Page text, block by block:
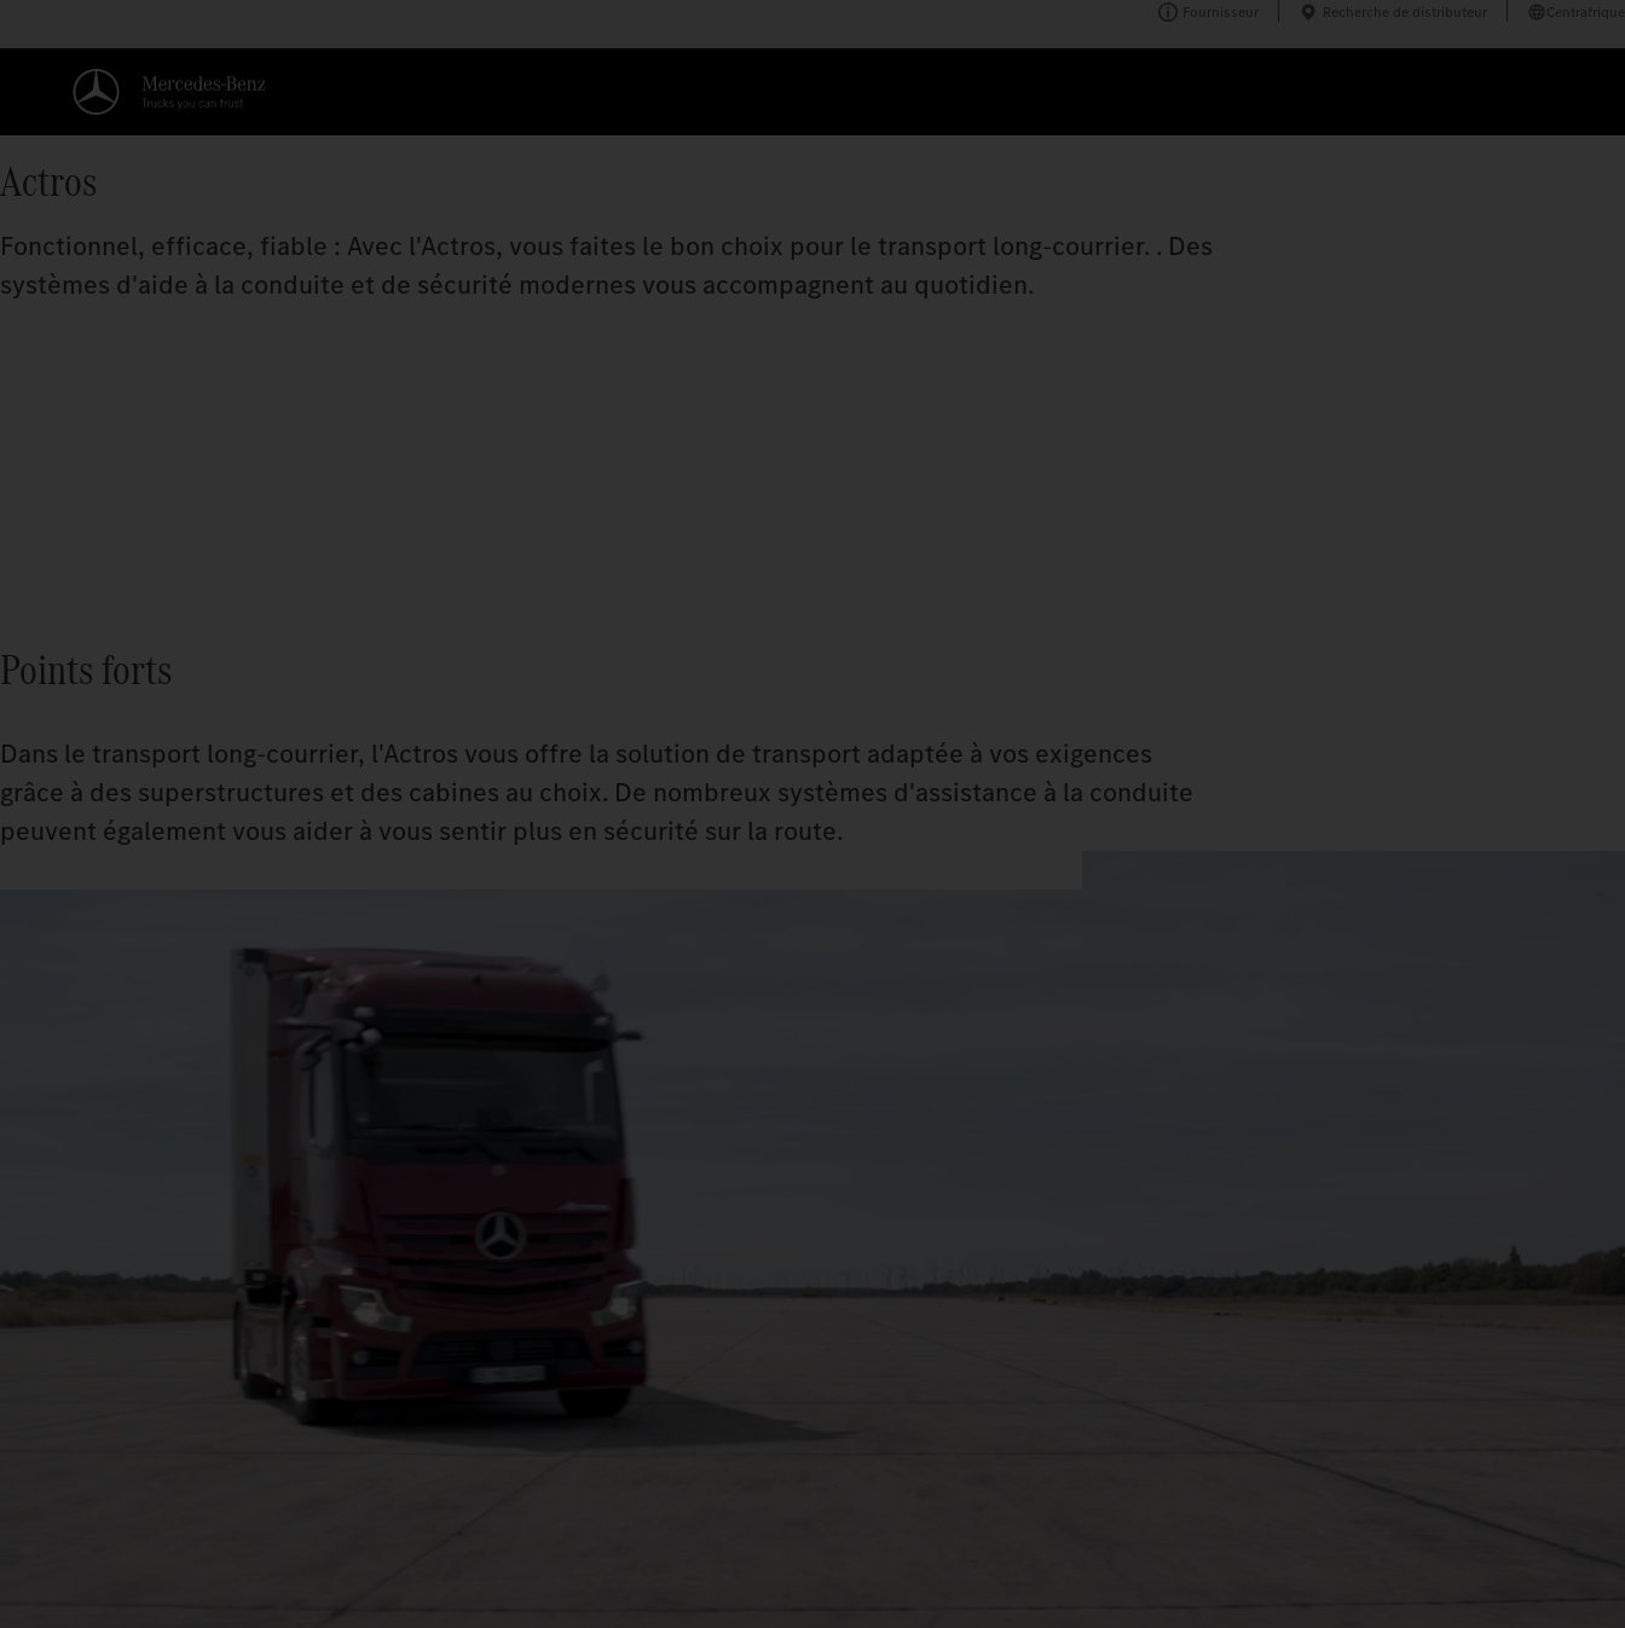
Fournisseur Recherche de distributeur Centrafrique
Actros
Fonctionnel, efficace, fiable : Avec l'Actros, vous faites le bon choix pour le transport long-courrier. . Des
systèmes d'aide à la conduite et de sécurité modernes vous accompagnent au quotidien.
Points forts
Dans le transport long-courrier, l'Actros vous offre la solution de transport adaptée à vos exigences
grâce à des superstructures et des cabines au choix. De nombreux systèmes d'assistance à la conduite
peuvent également vous aider à vous sentir plus en sécurité sur la route.